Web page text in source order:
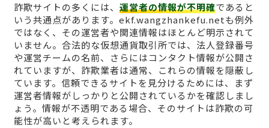
詐欺サイトの多くには、 運営者の情報が不明確であると
いう共通点があります。ekf.wangzhankefu.netも例外
ではなく、その運営者や関連情報はほとんど明示されて
いません。合法的な仮想通貨取引所では、法人登録番号
や運営チームの名前、さらにはコンタクト情報が公開さ
れていますが、詐欺業者は通常、これらの情報を隠蔽し
ています。信頼できるサイトを見分けるためには、まず
運営者情報がしっかりと公開されているかを確認しまし
ょう。情報が不透明である場合、そのサイトは詐欺の可
能性が高いと考えられます。